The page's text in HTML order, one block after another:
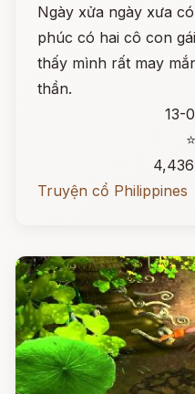
Ngày xửa ngày xưa
phúc có hai cô con
thấy mình rất may
thần.
13-
Truyện cổ Philippines